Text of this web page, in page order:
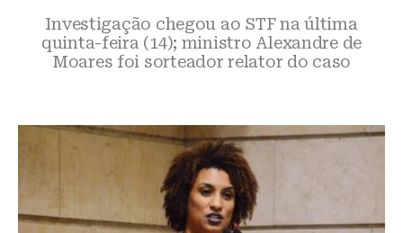
Investigação chegou ao STF na última
quinta-feira (14); ministro Alexandre de
Moares foi sorteador relator do caso